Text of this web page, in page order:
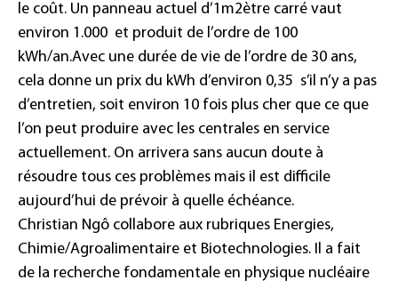
le coût. Un panneau actuel d’1m2ètre carré vaut
environ 1.000  et produit de l’ordre de 100
kWh/an.Avec une durée de vie de l’ordre de 30 ans,
cela donne un prix du kWh d’environ 0,35  s’il n’y a pas
d’entretien, soit environ 10 fois plus cher que ce que
l’on peut produire avec les centrales en service
actuellement. On arrivera sans aucun doute à
résoudre tous ces problèmes mais il est difficile
aujourd’hui de prévoir à quelle échéance.
Christian Ngô collabore aux rubriques Energies,
Chimie/Agroalimentaire et Biotechnologies. Il a fait
de la recherche fondamentale en physique nucléaire